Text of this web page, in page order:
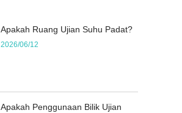
Apakah Ruang Ujian Suhu Padat?
2026/06/12
Apakah Penggunaan Bilik Ujian